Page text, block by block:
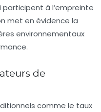
à l’empreinte
met en évidence la
environnementaux
de
comme le taux